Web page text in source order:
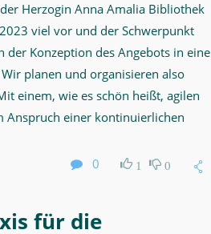
Herzogin Anna Amalia Bibliothek
viel vor und der Schwerpunkt
der Konzeption des Angebots in eine
planen und organisieren also
einem, wie es schön heißt, agilen
Anspruch einer kontinuierlichen
0
1 0
für die